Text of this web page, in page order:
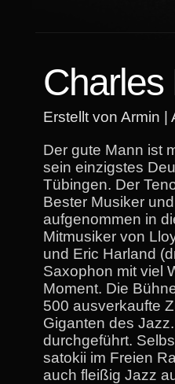
Charles
Erstellt von Armin |
Der gute Mann ist
sein einzigstes
Tübingen. Der
Bester Musiker
aufgenommen in
Mitmusiker von
und Eric Harland
Saxophon mit viel
Moment. Die
500 ausverkaufte
Giganten des
durchgeführt.
satokii im Freien
auch fleißig Jazz